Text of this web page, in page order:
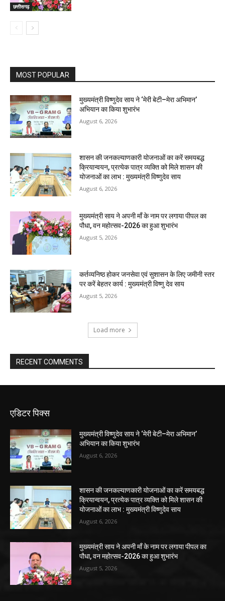
छत्तीसगढ़
MOST POPULAR
मुख्यमंत्री विष्णुदेव साय ने ‘मेरी बेटी–मेरा अभिमान’
अभियान का किया शुभारंभ
August 6, 2026
शासन की जनकल्याणकारी योजनाओं का करें समयबद्ध
क्रियान्वयन, प्रत्येक पात्र व्यक्ति को मिले शासन की
योजनाओं का लाभ : मुख्यमंत्री विष्णुदेव साय
August 6, 2026
मुख्यमंत्री साय ने अपनी माँ के नाम पर लगाया पीपल का
पौधा, वन महोत्सव-2026 का हुआ शुभारंभ
August 5, 2026
कर्तव्यनिष्ठ होकर जनसेवा एवं सुशासन के लिए जमीनी स्तर
पर करें बेहतर कार्य : मुख्यमंत्री विष्णु देव साय
August 5, 2026
Load more
RECENT COMMENTS
एडिटर पिक्स
मुख्यमंत्री विष्णुदेव साय ने ‘मेरी बेटी–मेरा अभिमान’
अभियान का किया शुभारंभ
August 6, 2026
शासन की जनकल्याणकारी योजनाओं का करें समयबद्ध
क्रियान्वयन, प्रत्येक पात्र व्यक्ति को मिले शासन की
योजनाओं का लाभ : मुख्यमंत्री विष्णुदेव साय
August 6, 2026
मुख्यमंत्री साय ने अपनी माँ के नाम पर लगाया पीपल का
पौधा, वन महोत्सव-2026 का हुआ शुभारंभ
August 5, 2026